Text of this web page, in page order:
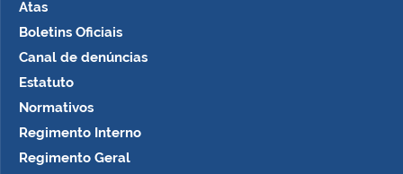
Atas
Boletins Oficiais
Canal de denúncias
Estatuto
Normativos
Regimento Interno
Regimento Geral